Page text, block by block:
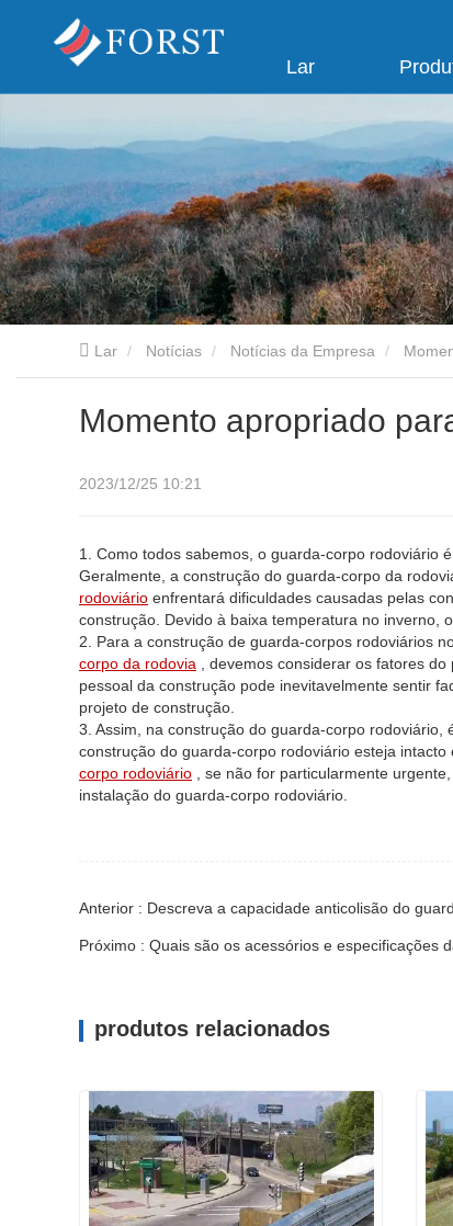
Lar
Lar Notícias Notícias da Empresa
Momento apropriado
2023/12/25 10:21
1. Como todos sabemos, o guarda-corpo rodoviário
Geralmente, a construção do guarda-corpo da
rodoviário enfrentará dificuldades causadas pelas
construção. Devido à baixa temperatura no inverno,
2. Para a construção de guarda-corpos rodoviários
corpo da rodovia , devemos considerar os fatores
pessoal da construção pode inevitavelmente sentir
projeto de construção.
3. Assim, na construção do guarda-corpo
construção do guarda-corpo rodoviário esteja
corpo rodoviário , se não for particularmente
instalação do guarda-corpo rodoviário.
Anterior : Descreva a capacidade anticolisão do
Próximo : Quais são os acessórios e especificações
produtos relacionados